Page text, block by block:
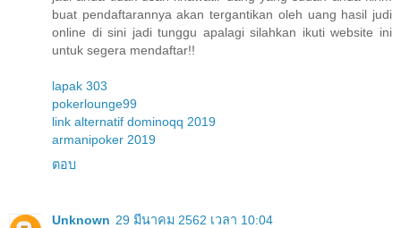
buat pendaftarannya akan tergantikan oleh uang hasil judi
online di sini jadi tunggu apalagi silahkan ikuti website ini
untuk segera mendaftar!!
lapak 303
pokerlounge99
link alternatif dominoqq 2019
armanipoker 2019
ตอบ
Unknown 29 มีนาคม 2562 เวลา 10:04